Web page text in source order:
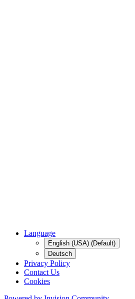
Language
English (USA) (Default)
Deutsch
Privacy Policy
Contact Us
Cookies